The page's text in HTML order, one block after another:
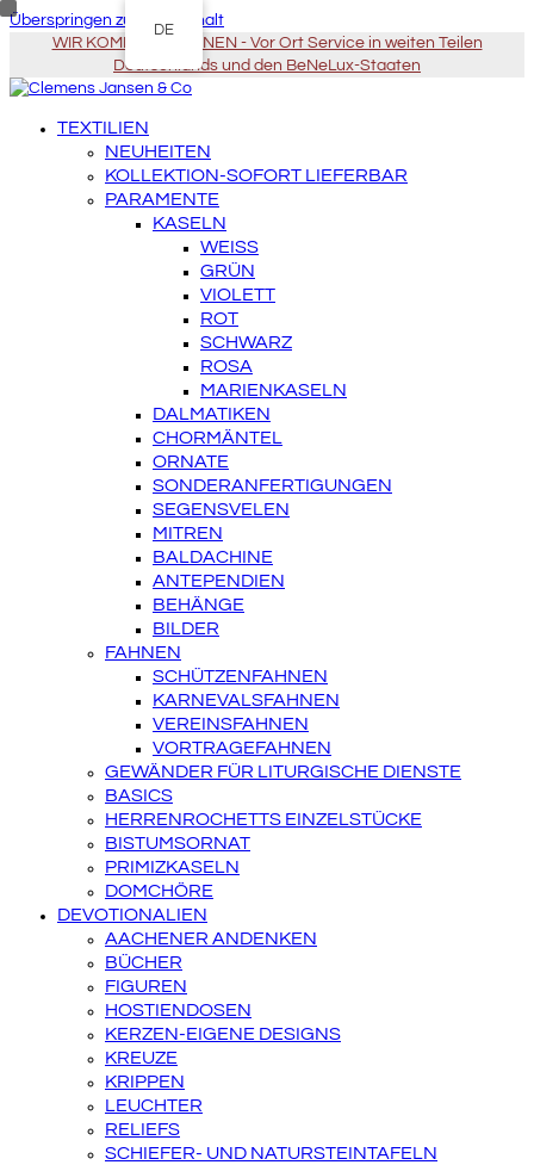
Überspringen zu Hauptinhalt
WIR KOMMEN ZU IHNEN - Vor Ort Service in weiten Teilen
Deutschlands und den BeNeLux-Staaten
TEXTILIEN
NEUHEITEN
KOLLEKTION-SOFORT LIEFERBAR
PARAMENTE
KASELN
WEISS
GRÜN
VIOLETT
ROT
SCHWARZ
ROSA
MARIENKASELN
DALMATIKEN
CHORMÄNTEL
ORNATE
SONDERANFERTIGUNGEN
SEGENSVELEN
MITREN
BALDACHINE
ANTEPENDIEN
BEHÄNGE
BILDER
FAHNEN
SCHÜTZENFAHNEN
KARNEVALSFAHNEN
VEREINSFAHNEN
VORTRAGEFAHNEN
GEWÄNDER FÜR LITURGISCHE DIENSTE
BASICS
HERRENROCHETTS EINZELSTÜCKE
BISTUMSORNAT
PRIMIZKASELN
DOMCHÖRE
DEVOTIONALIEN
AACHENER ANDENKEN
BÜCHER
FIGUREN
HOSTIENDOSEN
KERZEN-EIGENE DESIGNS
KREUZE
KRIPPEN
LEUCHTER
RELIEFS
SCHIEFER- UND NATURSTEINTAFELN
DE